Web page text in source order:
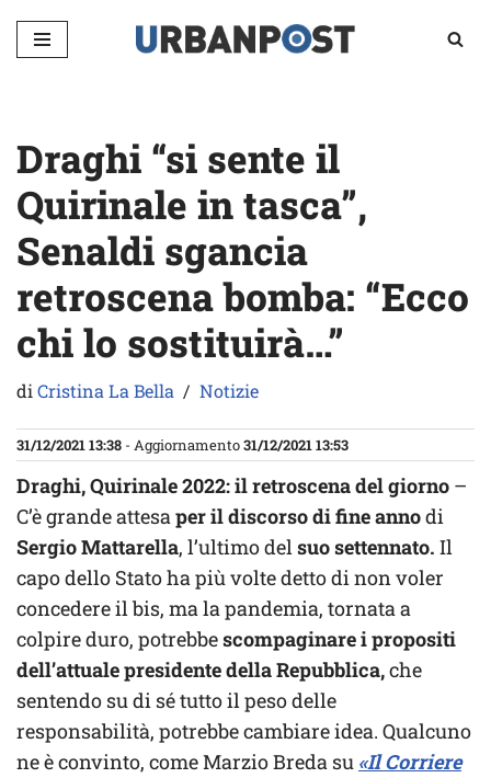
Vai
Draghi “si sente il
Quirinale in tasca”,
Senaldi sgancia
retroscena bomba: “Ecco
chi lo sostituirà…”
diCristina La Bella Notizie
31/12/2021 13:38 - Aggiornamento31/12/2021 13:53
Draghi, Quirinale 2022: il retroscena del giorno –
C’è grande attesaper il discorso di fine annodi
Sergio Mattarella, l’ultimo delsuo settennato. Il
capo dello Stato ha più volte detto di non voler
concedere il bis, ma la pandemia, tornata a
colpire duro, potrebbescompaginare i propositi
dell’attuale presidente della Repubblica,che
sentendo su di sé tutto il peso delle
responsabilità, potrebbe cambiare idea. Qualcuno
ne è convinto, come Marzio Breda su «Il Corriere